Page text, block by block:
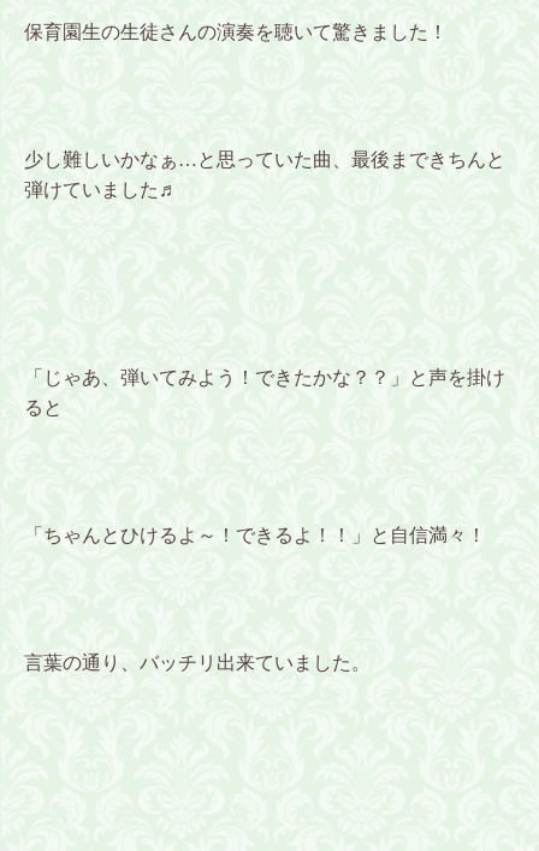
保育園生の生徒さんの演奏を聴いて驚きました！
少し難しいかなぁ…と思っていた曲、最後まできちんと
弾けていました♬
「じゃあ、弾いてみよう！できたかな？？」と声を掛け
ると
「ちゃんとひけるよ～！できるよ！！」と自信満々！
言葉の通り、バッチリ出来ていました。